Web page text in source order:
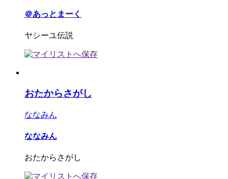
＠あっとまーく
ヤシーユ伝説
おたからさがし
ななみん
ななみん
おたからさがし